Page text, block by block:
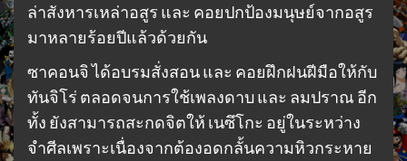
ล่าสังหารเหล่าอสูร และ คอยปกป้องมนุษย์จากอสูร
มาหลายร้อยปีแล้วด้วยกัน
ซาคอนจิ ได้อบรมสั่งสอน และ คอยฝึกฝนฝีมือให้กับ
ทันจิโร่ ตลอดจนการใช้เพลงดาบ และ ลมปราณ อีก
ทั้ง ยังสามารถสะกดจิตให้ เนซึโกะ อยู่ในระหว่าง
จำศีลเพราะเนื่องจากต้องอดกลั้นความหิวกระหาย